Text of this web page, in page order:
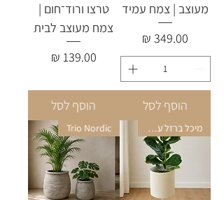
מעוצב | צמח עמיד
מחיר
הוסף לסל
טרצו ורוד־חום |
צמח מעוצב לבית
מחיר
הוסף לסל
מיכל ברזל על רגל Trio Nordic